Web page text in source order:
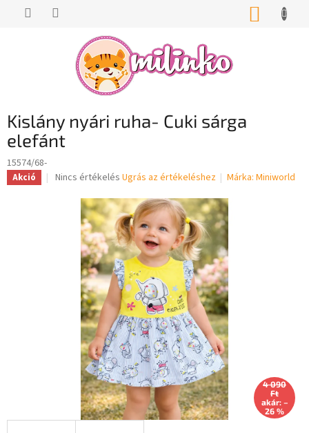
KOSÁR
Kislány nyári ruha- Cuki sárga
elefánt
15574/68-
Akció
A
átlagos
értékelése
csillag.
Nincs értékelés Ugrás az értékeléshez Márka:Miniworld
4 090
Ft
akár: –
26 %